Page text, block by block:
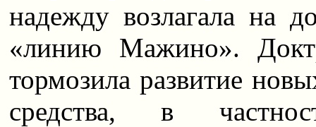
надежду возлагала на
«линию Мажино».
тормозила развитие
средства, в